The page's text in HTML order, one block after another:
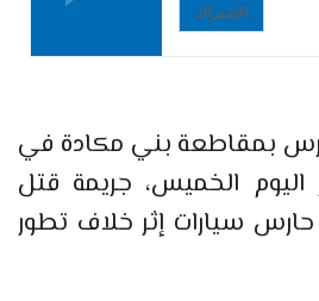
الاشتراك
بمقاطعة بني مكادة في
الخميس، جريمة قتل
حارس سيارات إثر خلاف تطور